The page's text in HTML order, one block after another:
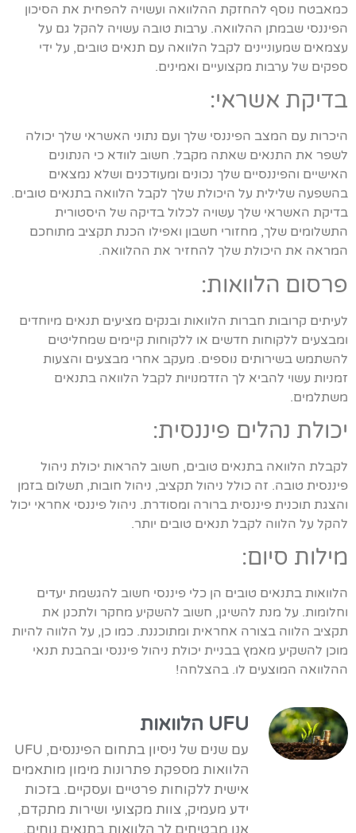
כמאבטח נוסף להחזקת ההלוואה ועשויה להפחית את הסיכון
הפיננסי שבמתן ההלוואה. ערבות טובה עשויה להקל גם על
עצמאים שמעוניינים לקבל הלוואה עם תנאים טובים, על ידי
ספקים של ערבות מקצועיים ואמינים.
בדיקת אשראי:
היכרות עם המצב הפיננסי שלך ועם נתוני האשראי שלך יכולה
לשפר את התנאים שאתה מקבל. חשוב לוודא כי הנתונים
האישיים והפיננסיים שלך נכונים ומעודכנים ושלא נמצאים
בהשפעה שלילית על היכולת שלך לקבל הלוואה בתנאים טובים.
בדיקת האשראי שלך עשויה לכלול בדיקה של היסטורית
התשלומים שלך, מחזורי חשבון ואפילו הכנת תקציב מתוחכם
המראה את היכולת שלך להחזיר את ההלוואה.
פרסום הלוואות:
לעיתים קרובות חברות הלוואות ובנקים מציעים תנאים מיוחדים
ומבצעים ללקוחות חדשים או ללקוחות קיימים שמחליטים
להשתמש בשירותים נוספים. מעקב אחרי מבצעים והצעות
זמניות עשוי להביא לך הזדמנויות לקבל הלוואה בתנאים
משתלמים.
יכולת נהלים פיננסית:
לקבלת הלוואה בתנאים טובים, חשוב להראות יכולת ניהול
פיננסית טובה. זה כולל ניהול תקציב, ניהול חובות, תשלום בזמן
והצגת תוכנית פיננסית ברורה ומסודרת. ניהול פיננסי אחראי יכול
להקל על הלווה לקבל תנאים טובים יותר.
מילות סיום:
הלוואות בתנאים טובים הן כלי פיננסי חשוב להגשמת יעדים
וחלומות. על מנת להשיגן, חשוב להשקיע מחקר ולתכנן את
תקציב הלווה בצורה אחראית ומתוכננת. כמו כן, על הלווה להיות
מוכן להשקיע מאמץ בבניית יכולת ניהול פיננסי ובהבנת תנאי
ההלוואה המוצעים לו. בהצלחה!
UFU הלוואות
עם שנים של ניסיון בתחום הפיננסים, UFU
הלוואות מספקת פתרונות מימון מותאמים
אישית ללקוחות פרטיים ועסקיים. בזכות
ידע מעמיק, צוות מקצועי ושירות מתקדם,
אנו מבטיחים לך הלוואות בתנאים נוחים,